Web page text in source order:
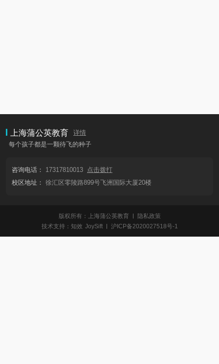
上海蒲公英教育
详情
每个孩子都是一颗待飞的种子
咨询电话： 17317810013 点击拨打
校区地址： 徐汇区零陵路899号飞洲国际大厦20楼
版权所有：上海蒲公英教育
隐私政策
技术支持： 知效 JoySift 沪ICP备2020027518号-1